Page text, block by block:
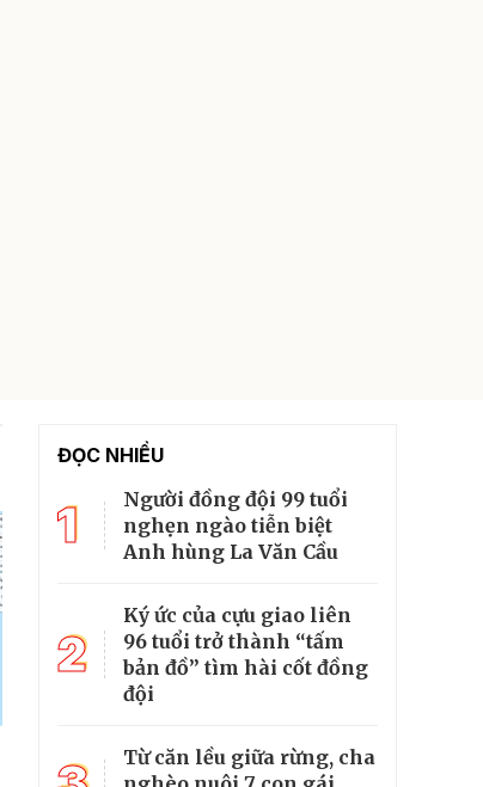
ĐỌC NHIỀU
1
Người đồng đội 99 tuổi
nghẹn ngào tiễn biệt
Anh hùng La Văn Cầu
2
Ký ức của cựu giao liên
96 tuổi trở thành “tấm
bản đồ” tìm hài cốt đồng
đội
Từ căn lều giữa rừng, cha